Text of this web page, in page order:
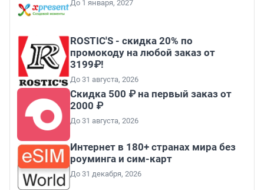
До 1 января, 2027
ROSTIC'S - скидка 20% по
промокоду на любой заказ от
3199₽!
До 31 августа, 2026
Скидка 500 ₽ на первый заказ от
2000 ₽
До 31 августа, 2026
Интернет в 180+ странах мира без
роуминга и сим-карт
До 31 декабря, 2026